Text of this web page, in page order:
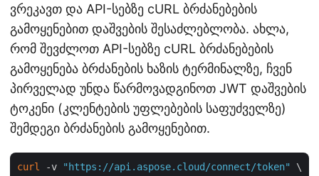
ვრეკავთ და API-სებზე cURL ბრძანებების
გამოყენებით დაშვების შესაძლებლობა. ახლა,
რომ შევძლოთ API-სებზე cURL ბრძანებების
გამოყენება ბრძანების ხაზის ტერმინალზე, ჩვენ
პირველად უნდა წარმოვადგინოთ JWT დაშვების
ტოკენი (კლენტების უფლებების საფუძველზე)
შემდეგი ბრძანების გამოყენებით.
curl -v "https://api.aspose.cloud/connect/token"
\